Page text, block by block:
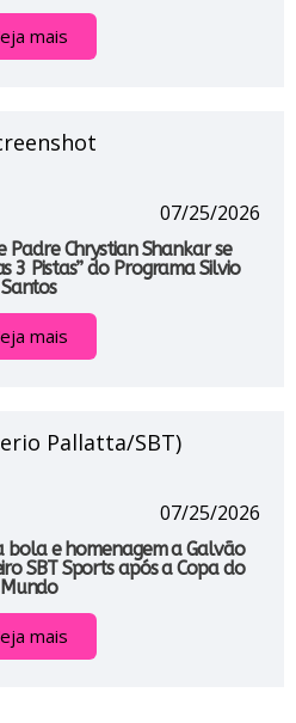
mais
07/25/2026
Padre Chrystian Shankar se
3 Pistas” do Programa Silvio
Santos
mais
07/25/2026
bola e homenagem a Galvão
SBT Sports após a Copa do
Mundo
mais